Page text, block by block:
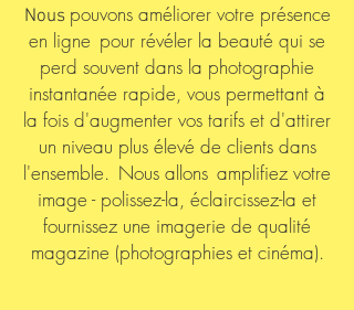
Nous pouvons améliorer votre présence
en ligne pour révéler la beauté qui se
perd souvent dans la photographie
instantanée rapide, vous permettant à
la fois d'augmenter vos tarifs et d'attirer
un niveau plus élevé de clients dans
l'ensemble. Nous allons amplifiez votre
image - polissez-la, éclaircissez-la et
fournissez une imagerie de qualité
magazine (photographies et cinéma).